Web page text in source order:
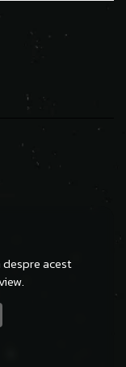
acest